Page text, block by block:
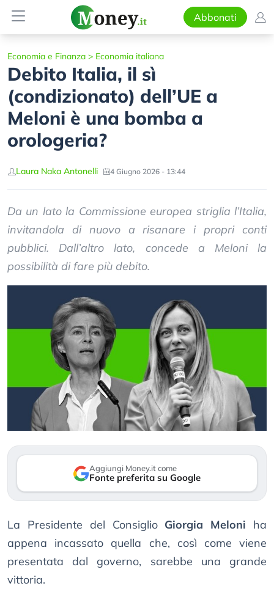
Abbonati
Economia e Finanza > Economia italiana
Debito Italia, il sì
(condizionato) dell’UE a
Meloni è una bomba a
orologeria?
Laura Naka Antonelli 4 Giugno 2026 - 13:44
Da un lato la Commissione europea striglia l’Italia,
invitandola di nuovo a risanare i propri conti
pubblici. Dall’altro lato, concede a Meloni la
possibilità di fare più debito.
Aggiungi Money.it come
Fonte preferita su Google
La Presidente del Consiglio Giorgia Meloni ha
appena incassato quella che, così come viene
presentata dal governo, sarebbe una grande
vittoria.